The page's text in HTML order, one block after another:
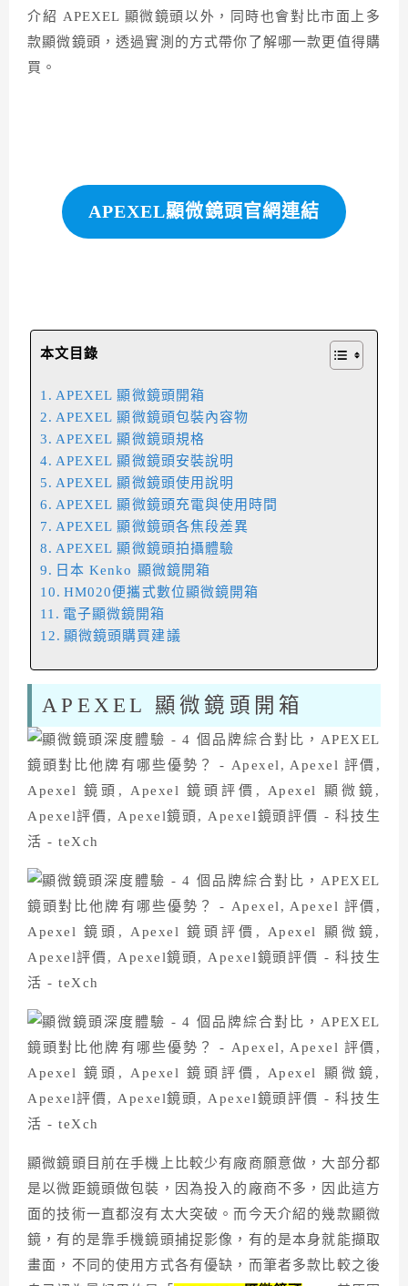
介紹 APEXEL 顯微鏡頭以外，同時也會對比市面上多
款顯微鏡頭，透過實測的方式帶你了解哪一款更值得購
買。
APEXEL顯微鏡頭官網連結
本文目錄
APEXEL 顯微鏡頭開箱
APEXEL 顯微鏡頭包裝內容物
APEXEL 顯微鏡頭規格
APEXEL 顯微鏡頭安裝說明
APEXEL 顯微鏡頭使用說明
APEXEL 顯微鏡頭充電與使用時間
APEXEL 顯微鏡頭各焦段差異
APEXEL 顯微鏡頭拍攝體驗
日本 Kenko 顯微鏡開箱
HM020便攜式數位顯微鏡開箱
電子顯微鏡開箱
顯微鏡頭購買建議
APEXEL 顯微鏡頭開箱
顯微鏡頭目前在手機上比較少有廠商願意做，大部分都
是以微距鏡頭做包裝，因為投入的廠商不多，因此這方
面的技術一直都沒有太大突破。而今天介紹的幾款顯微
鏡，有的是靠手機鏡頭捕捉影像，有的是本身就能擷取
畫面，不同的使用方式各有優缺，而筆者多款比較之後